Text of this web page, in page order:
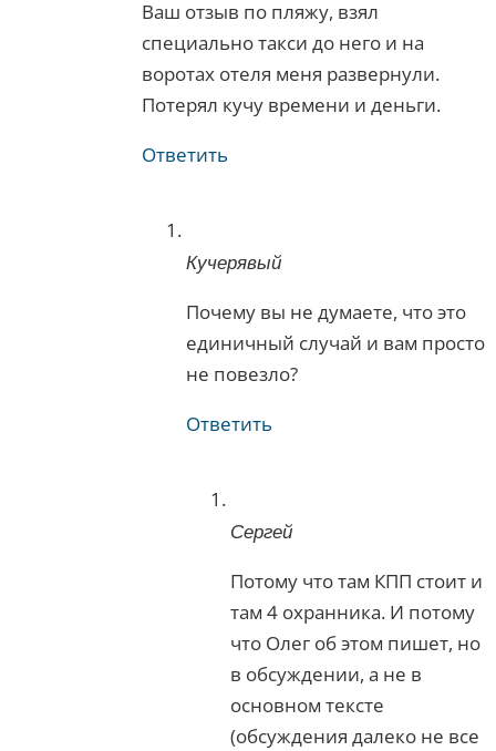
Ваш отзыв по пляжу, взял
специально такси до него и на
воротах отеля меня развернули.
Потерял кучу времени и деньги.
Ответить
Кучерявый
Почему вы не думаете, что это
единичный случай и вам просто
не повезло?
Ответить
Сергей
Потому что там КПП стоит и
там 4 охранника. И потому
что Олег об этом пишет, но
в обсуждении, а не в
основном тексте
(обсуждения далеко не все